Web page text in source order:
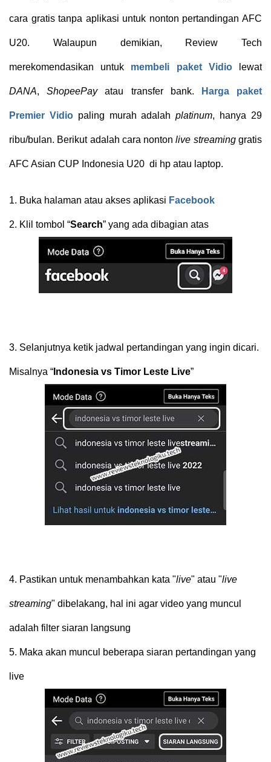
cara gratis tanpa aplikasi untuk nonton pertandingan AFC
U20. Walaupun demikian, Review Tech
merekomendasikan untuk membeli paket Vidiolewat
DANA,ShopeePayatau transfer bank. Harga paket
Premier Vidiopaling murah adalahplatinum, hanya 29
ribu/bulan. Berikut adalah cara nontonlive streaminggratis
AFC Asian CUP Indonesia U20 di hp atau laptop.
1. Buka halaman atau akses aplikasi Facebook
2. Klil tombol “Search” yang ada dibagian atas
3. Selanjutnya ketik jadwal pertandingan yang ingin dicari.
Misalnya “ Indonesia vs Timor Leste Live”
4. Pastikan untuk menambahkan kata "live" atau "live
streaming" dibelakang, hal ini agar video yang muncul
adalah filter siaran langsung
5. Maka akan muncul beberapa siaran pertandingan yang
live